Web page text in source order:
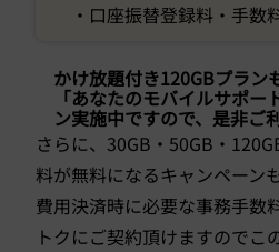
・口座振替登録料・手数
かけ放題付き120GBプラン
「あなたのモバイルサポ
ン実施中ですので、是非ご
さらに、30GB・50GB・
料が無料になるキャンペーン
費用決済時に必要な事務手数
トクにご契約頂けますのでこ